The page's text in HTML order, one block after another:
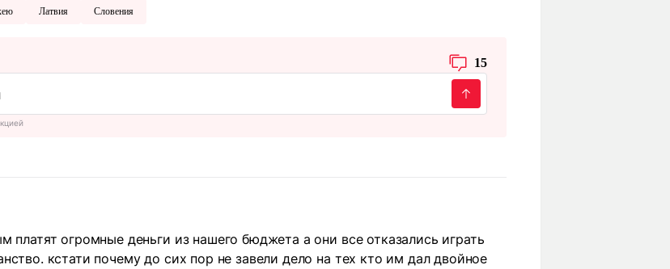
Латвия Словения
15
платят огромные деньги из нашего бюджета а они все отказались играть
кстати почему до сих пор не завели дело на тех кто им дал двойное